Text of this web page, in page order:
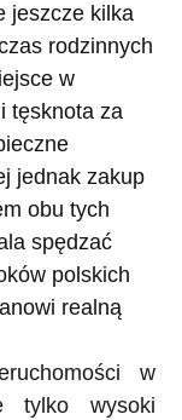
jeszcze kilka
rodzinnych
w
tęsknota za
jednak zakup
obu tych
spędzać
polskich
realną
w
tylko wysoki